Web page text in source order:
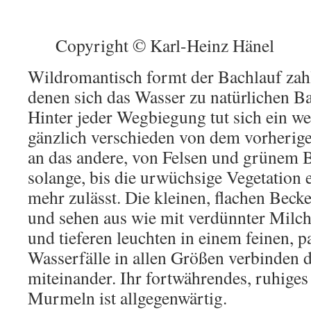
Copyright © Karl-Heinz Hänel
Wildromantisch formt der Bachlauf
denen sich das Wasser zu natürlichen
Hinter jeder Wegbiegung tut sich ein
gänzlich verschieden von dem
an das andere, von Felsen und grünem
solange, bis die urwüchsige Vegetation
mehr zulässt. Die kleinen, flachen
und sehen aus wie mit verdünnter
und tieferen leuchten in einem feinen,
Wasserfälle in allen Größen verbinden
miteinander. Ihr fortwährendes,
Murmeln ist allgegenwärtig.